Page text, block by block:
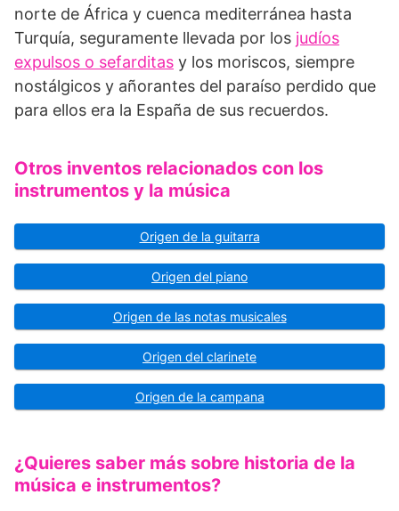
norte de África y cuenca mediterránea hasta
Turquía, seguramente llevada por los judíos
expulsos o sefarditas y los moriscos, siempre
nostálgicos y añorantes del paraíso perdido que
para ellos era la España de sus recuerdos.
Otros inventos relacionados con los
instrumentos y la música
Origen de la guitarra
Origen del piano
Origen de las notas musicales
Origen del clarinete
Origen de la campana
¿Quieres saber más sobre historia de la
música e instrumentos?